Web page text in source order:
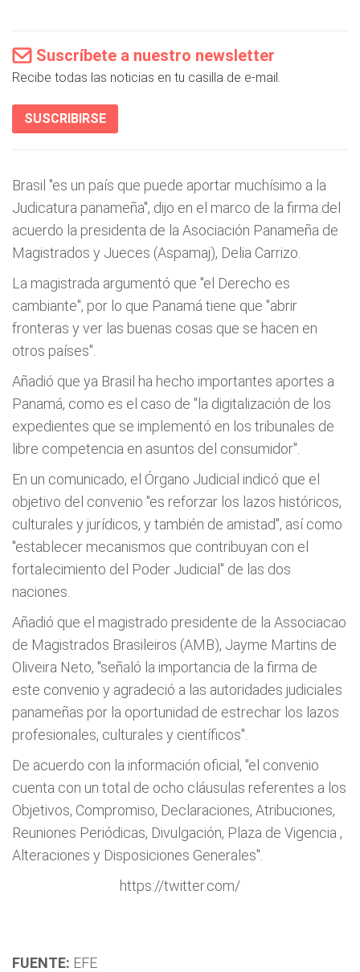
Suscríbete a nuestro newsletter
Recibe todas las noticias en tu casilla de e-mail.
SUSCRIBIRSE
Brasil "es un país que puede aportar muchísimo a la
Judicatura panameña", dijo en el marco de la firma del
acuerdo la presidenta de la Asociación Panameña de
Magistrados y Jueces (Aspamaj), Delia Carrizo.
La magistrada argumentó que "el Derecho es
cambiante", por lo que Panamá tiene que "abrir
fronteras y ver las buenas cosas que se hacen en
otros países".
Añadió que ya Brasil ha hecho importantes aportes a
Panamá, como es el caso de "la digitalización de los
expedientes que se implementó en los tribunales de
libre competencia en asuntos del consumidor".
En un comunicado, el Órgano Judicial indicó que el
objetivo del convenio "es reforzar los lazos históricos,
culturales y jurídicos, y también de amistad", así como
"establecer mecanismos que contribuyan con el
fortalecimiento del Poder Judicial" de las dos
naciones.
Añadió que el magistrado presidente de la Associacao
de Magistrados Brasileiros (AMB), Jayme Martins de
Oliveira Neto, "señaló la importancia de la firma de
este convenio y agradeció a las autoridades judiciales
panameñas por la oportunidad de estrechar los lazos
profesionales, culturales y científicos".
De acuerdo con la información oficial, "el convenio
cuenta con un total de ocho cláusulas referentes a los
Objetivos, Compromiso, Declaraciones, Atribuciones,
Reuniones Periódicas, Divulgación, Plaza de Vigencia ,
Alteraciones y Disposiciones Generales".
https://twitter.com/
FUENTE: EFE